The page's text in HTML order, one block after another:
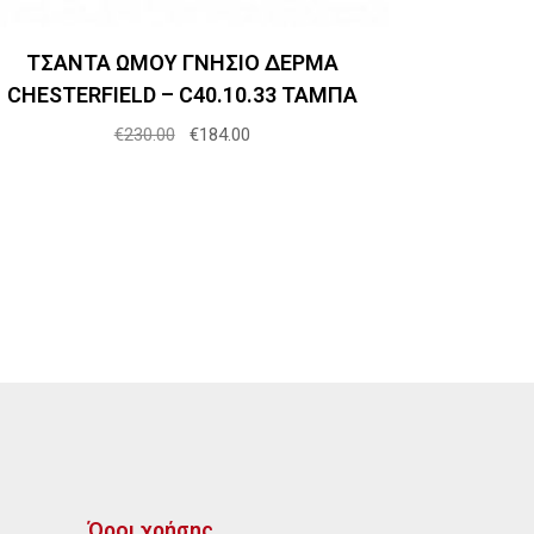
ΤΣΑΝΤΑ ΩΜΟΥ ΓΝΗΣΙΟ ΔΕΡΜΑ
CHESTERFIELD – C40.10.33 ΤΑΜΠΑ
€230.00
Original
price
€184.00Η
τρέχουσα